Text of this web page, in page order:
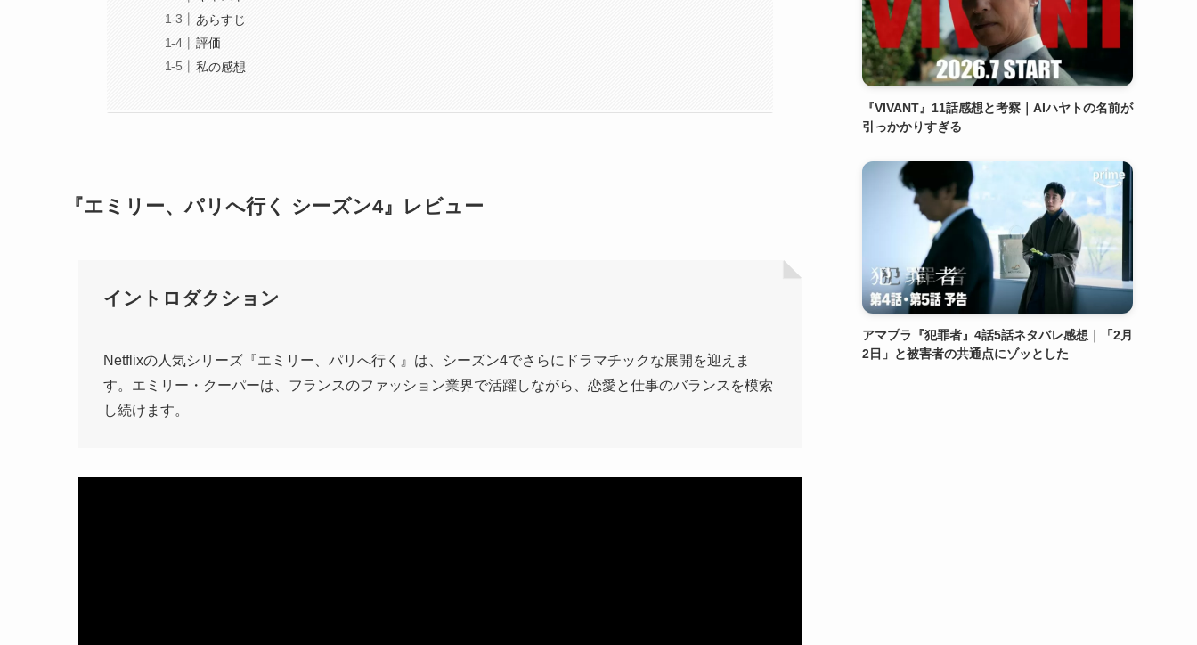
あらすじ
評価
私の感想
『エミリー、パリへ行く シーズン4』レビュー
イントロダクション
Netflixの人気シリーズ『エミリー、パリへ行く』は、シーズン4でさらにドラマチックな展開を迎えま
す。エミリー・クーパーは、フランスのファッション業界で活躍しながら、恋愛と仕事のバランスを模索
し続けます。
『VIVANT』11話感想と考察｜AIハヤトの名前が
引っかかりすぎる
アマプラ『犯罪者』4話5話ネタバレ感想｜「2月
2日」と被害者の共通点にゾッとした